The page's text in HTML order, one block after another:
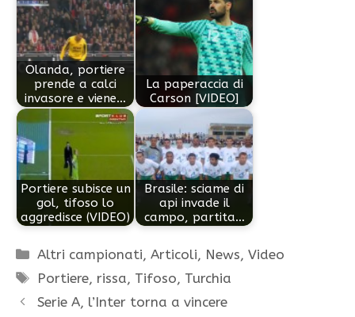
Olanda, portiere
prende a calci
invasore e viene…
La paperaccia di
Carson [VIDEO]
Portiere subisce un
gol, tifoso lo
aggredisce (VIDEO)
Brasile: sciame di
api invade il
campo, partita…
Categorie
Altri campionati,Articoli, News,Video
Tag
Portiere, rissa, Tifoso, Turchia
Serie A, l’Inter torna a vincere